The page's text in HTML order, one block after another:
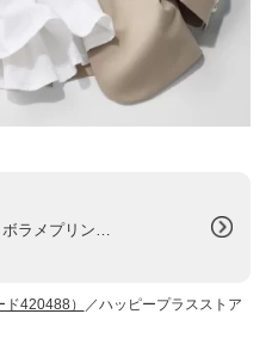
420488） ／ハッピープラスストア